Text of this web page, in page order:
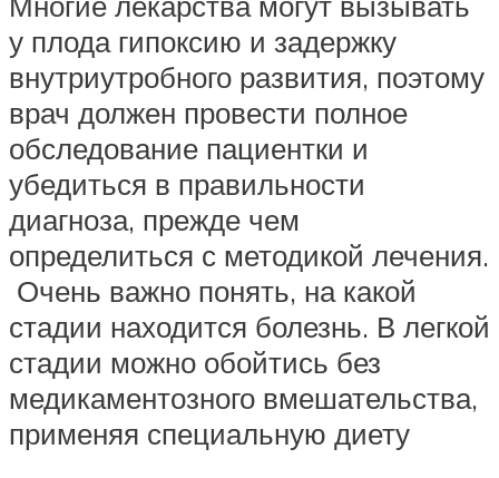
у плода гипоксию и задержку
внутриутробного развития, поэтому
врач должен провести полное
обследование пациентки и
убедиться в правильности
диагноза, прежде чем
определиться с методикой лечения.
Очень важно понять, на какой
стадии находится болезнь. В легкой
стадии можно обойтись без
медикаментозного вмешательства,
применяя специальную диету